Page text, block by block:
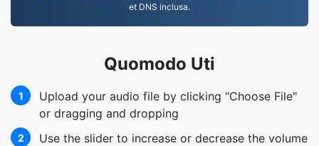
et DNS inclusa.
Quomodo Uti
1
Upload your audio file by clicking "Choose File"
or dragging and dropping
2
Use the slider to increase or decrease the volume